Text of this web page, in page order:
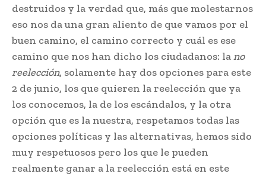
destruidos y la verdad que, más que molestarnos
eso nos da una gran aliento de que vamos por el
buen camino, el camino correcto y cuál es ese
camino que nos han dicho los ciudadanos: lano
reelección, solamente hay dos opciones para este
2 de junio, los que quieren la reelección que ya
los conocemos, la de los escándalos, y la otra
opción que es la nuestra, respetamos todas las
opciones políticas y las alternativas, hemos sido
muy respetuosos pero los que le pueden
realmente ganar a la reelección está en este